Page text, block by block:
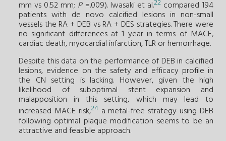
mm vs 0.52 mm; P=.009). Iwasaki et al.22compared 194
patients with de novo calcified lesions in non-small
vessels the RA + DEB vs RA + DES strategies. There were
no significant differences at 1 year in terms of MACE,
cardiac death, myocardial infarction, TLR or hemorrhage.
Despite this data on the performance of DEB in calcified
lesions, evidence on the safety and efficacy profile in
the CN setting is lacking. However, given the high
likelihood of suboptimal stent expansion and
malapposition in this setting, which may lead to
increased MACE risk,24a metal-free strategy using DEB
following optimal plaque modification seems to be an
attractive and feasible approach.